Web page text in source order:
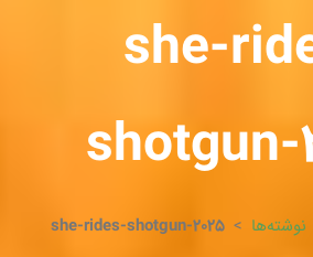
she-
shotgun-
نوشته‌ها >
she-rides-shotgun-2025